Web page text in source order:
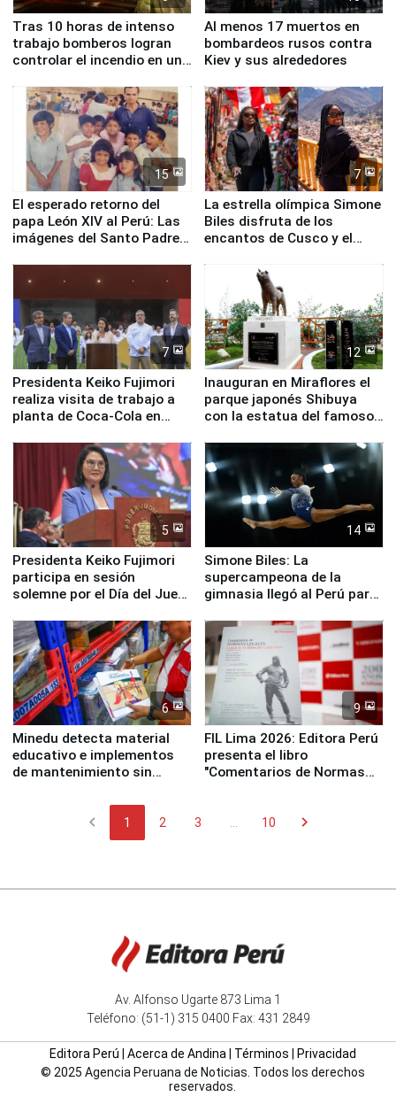
Tras 10 horas de intenso
trabajo bomberos logran
controlar el incendio en una
de Chile
Al menos 17 muertos en
bombardeos rusos contra
Kiev y sus alrededores
15
El esperado retorno del
papa León XIV al Perú: Las
imágenes del Santo Padre
7
La estrella olímpica Simone
Biles disfruta de los
encantos de Cusco y el
7
Presidenta Keiko Fujimori
realiza visita de trabajo a
planta de Coca-Cola en
12
Inauguran en Miraflores el
parque japonés Shibuya
con la estatua del famoso
5
Presidenta Keiko Fujimori
participa en sesión
solemne por el Día del Juez
14
Simone Biles: La
supercampeona de la
gimnasia llegó al Perú para
Panamericanos Lima 2027
6
Minedu detecta material
educativo e implementos
de mantenimiento sin
9
FIL Lima 2026: Editora Perú
presenta el libro
"Comentarios de Normas
chevron_left 1 2 3 10 chevron_right
Av. Alfonso Ugarte 873 Lima 1
Teléfono: (51-1) 315 0400 Fax: 431 2849
Editora Perú Acerca de Andina Términos
Privacidad
© 2025 Agencia Peruana de Noticias. Todos los derechos
reservados.